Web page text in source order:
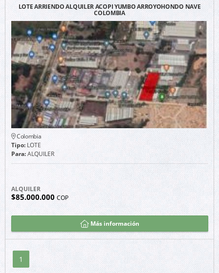
LOTE ARRIENDO ALQUILER ACOPI YUMBO ARROYOHONDO NAVE
COLOMBIA
Colombia
Tipo:LOTE
Para:ALQUILER
ALQUILER
$85.000.000 COP
Más información
1